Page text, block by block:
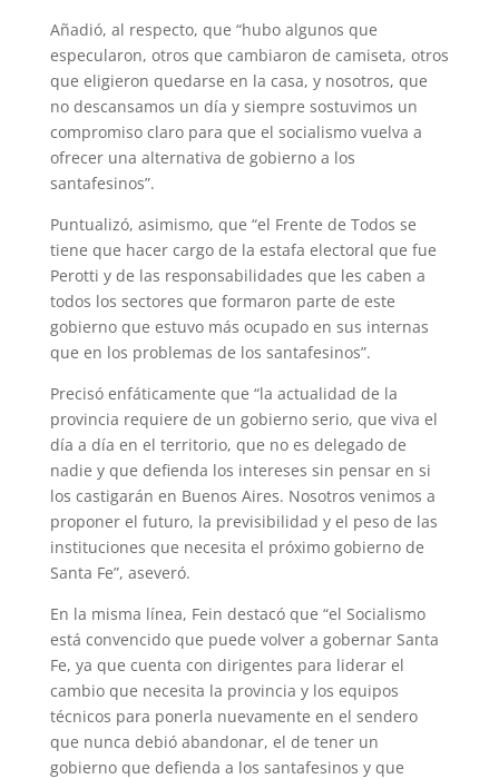
Añadió, al respecto, que “hubo algunos que
especularon, otros que cambiaron de camiseta, otros
que eligieron quedarse en la casa, y nosotros, que
no descansamos un día y siempre sostuvimos un
compromiso claro para que el socialismo vuelva a
ofrecer una alternativa de gobierno a los
santafesinos”.
Puntualizó, asimismo, que “el Frente de Todos se
tiene que hacer cargo de la estafa electoral que fue
Perotti y de las responsabilidades que les caben a
todos los sectores que formaron parte de este
gobierno que estuvo más ocupado en sus internas
que en los problemas de los santafesinos”.
Precisó enfáticamente que “la actualidad de la
provincia requiere de un gobierno serio, que viva el
día a día en el territorio, que no es delegado de
nadie y que defienda los intereses sin pensar en si
los castigarán en Buenos Aires. Nosotros venimos a
proponer el futuro, la previsibilidad y el peso de las
instituciones que necesita el próximo gobierno de
Santa Fe”, aseveró.
En la misma línea, Fein destacó que “el Socialismo
está convencido que puede volver a gobernar Santa
Fe, ya que cuenta con dirigentes para liderar el
cambio que necesita la provincia y los equipos
técnicos para ponerla nuevamente en el sendero
que nunca debió abandonar, el de tener un
gobierno que defienda a los santafesinos y que